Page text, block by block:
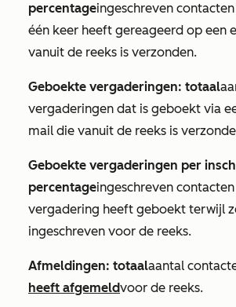
percentageingeschreven
één keer heeft gereageerd op een
vanuit de reeks is verzonden.
Geboekte vergaderingen: totaal
vergaderingen dat is geboekt via
mail die vanuit de reeks is
Geboekte vergaderingen per
percentageingeschreven
vergadering heeft geboekt terwijl
ingeschreven voor de reeks.
Afmeldingen: totaalaantal
heeft afgemeldvoor de reeks.